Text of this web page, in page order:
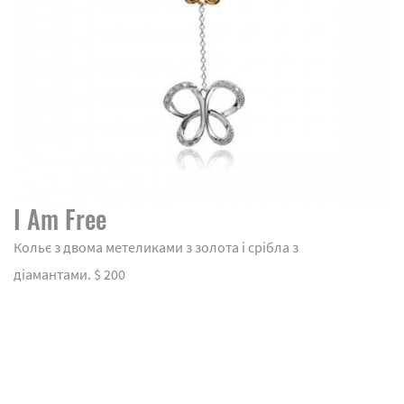
I Am Free
Кольє з двома метеликами з золота і срібла з
діамантами. $ 200